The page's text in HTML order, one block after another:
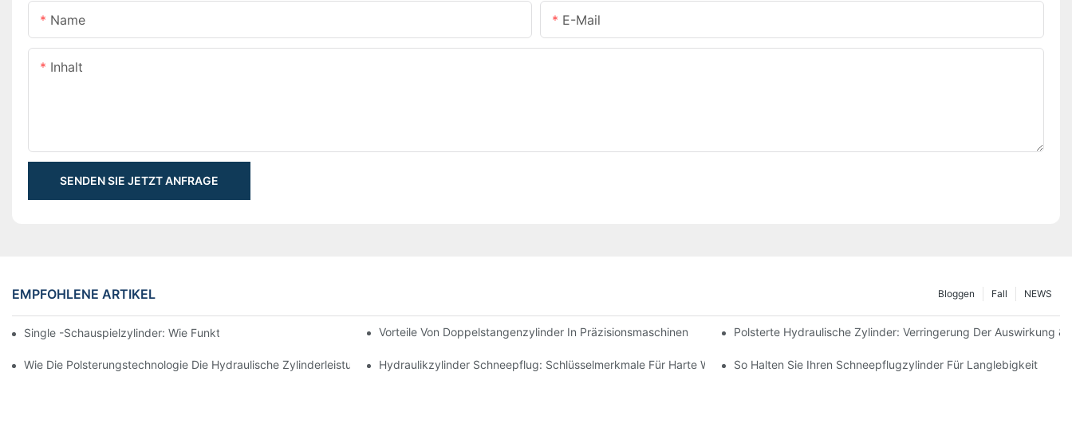
Name E-Mail
Inhalt
SENDEN SIE JETZT ANFRAGE
EMPFOHLENE ARTIKEL NEWS
Fall
Bloggen
Single -Schauspielzylinder: Wie Funktioniert Es & Gemeinsame AnwendungenVorteile Von Doppelstangenzylinder In Präzisionsmaschinen Polsterte Hydraulische Zylinder: Verringerung Der Auswirkung &
Wie Die Polsterungstechnologie Die Hydraulische Zylinderleistung VerbessertHydraulikzylinder Schneepflug: Schlüsselmerkmale Für Harte WinterbedingungenSo Halten Sie Ihren Schneepflugzylinder Für Langlebigkeit